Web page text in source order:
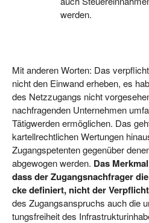
werden.
Mit ande­ren Wor­ten: Das
nicht den Ein­wand erhe­ben, es
des Netz­zu­gangs nicht
nach­fra­gen­den Unter­neh­men
Tätig­wer­den ermög­li­chen. Das
kar­tell­recht­li­chen Wer­tun­gen
Zugangs­pe­ten­ten gegen­über
abge­wo­gen wer­den. Das
dass der Zugangs­nach­fra­ger
cke defi­niert, nicht der
des Zugangs­an­spruchs auch die
tungs­frei­heit des